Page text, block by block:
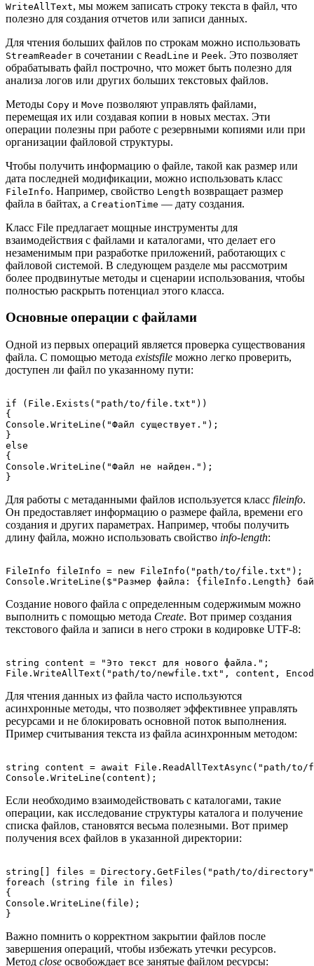
WriteAllText, мы можем записать строку текста в файл, что
полезно для создания отчетов или записи данных.
Для чтения больших файлов по строкам можно использовать
StreamReader в сочетании с ReadLine и Peek. Это позволяет
обрабатывать файл построчно, что может быть полезно для
анализа логов или других больших текстовых файлов.
Методы Copy и Move позволяют управлять файлами,
перемещая их или создавая копии в новых местах. Эти
операции полезны при работе с резервными копиями или при
организации файловой структуры.
Чтобы получить информацию о файле, такой как размер или
дата последней модификации, можно использовать класс
FileInfo. Например, свойство Length возвращает размер
файла в байтах, а CreationTime — дату создания.
Класс File предлагает мощные инструменты для
взаимодействия с файлами и каталогами, что делает его
незаменимым при разработке приложений, работающих с
файловой системой. В следующем разделе мы рассмотрим
более продвинутые методы и сценарии использования, чтобы
полностью раскрыть потенциал этого класса.
Основные операции с файлами
Одной из первых операций является проверка существования
файла. С помощью метода existsfile можно легко проверить,
доступен ли файл по указанному пути:
if (File.Exists("path/to/file.txt"))
{
Console.WriteLine("Файл существует.");
}
else
{
Console.WriteLine("Файл не найден.");
Для работы с метаданными файлов используется класс fileinfo.
Он предоставляет информацию о размере файла, времени его
создания и других параметрах. Например, чтобы получить
длину файла, можно использовать свойство info-length:
FileInfo fileInfo = new FileInfo("path/to/file.txt");
Создание нового файла с определенным содержимым можно
выполнить с помощью метода Create. Вот пример создания
текстового файла и записи в него строки в кодировке UTF-8:
string content = "Это текст для нового файла.";
Для чтения данных из файла часто используются
асинхронные методы, что позволяет эффективнее управлять
ресурсами и не блокировать основной поток выполнения.
Пример считывания текста из файла асинхронным методом:
string content = await File.ReadAllTextAsync("path/
Если необходимо взаимодействовать с каталогами, такие
операции, как исследование структуры каталога и получение
списка файлов, становятся весьма полезными. Вот пример
получения всех файлов в указанной директории:
string[] files = Directory.GetFiles("path/to/
foreach (string file in files)
{
Console.WriteLine(file);
Важно помнить о корректном закрытии файлов после
завершения операций, чтобы избежать утечки ресурсов.
Метод close освобождает все занятые файлом ресурсы: